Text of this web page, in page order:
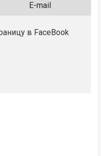
E-mail
в FaceBook